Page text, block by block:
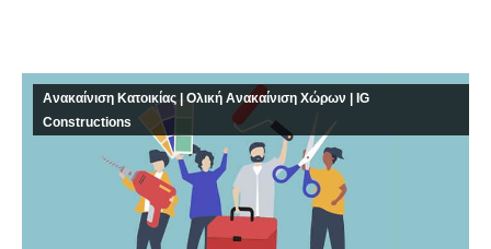
Ανακαίνιση Κατοικίας | Ολική Ανακαίνιση Χώρων | IG
Constructions